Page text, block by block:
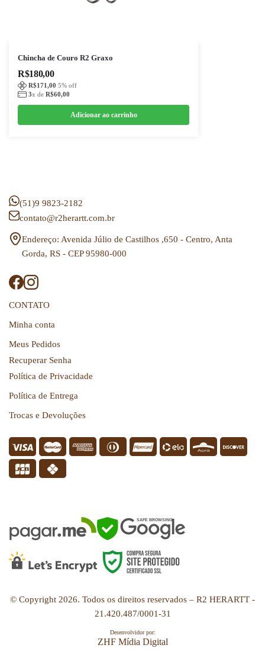
Chincha de Couro R2 Graxo
R$180,00
R$171,00 5% off
3x de R$60,00
Adicionar ao carrinho
(51)9 9823-2182
contato@r2herartt.com.br
Endereço: Avenida Júlio de Castilhos ,650 - Centro, Anta
Gorda, RS - CEP 95980-000
CONTATO
Minha conta
Meus Pedidos
Recuperar Senha
Política de Privacidade
Política de Entrega
Trocas e Devoluções
SAFE BROWSING
© Copyright 2026. Todos os direitos reservados – R2 HERARTT -
21.420.487/0001-31
Desenvolvidor por:
ZHF Mídia Digital